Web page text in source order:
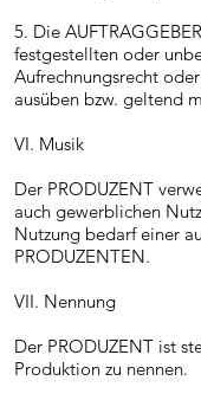
5. Die
festgestellten oder
Aufrechnungsrecht
ausüben bzw. geltend
VI. Musik
Der PRODUZENT
auch gewerblichen
Nutzung bedarf einer
PRODUZENTEN.
VII. Nennung
Der PRODUZENT ist
Produktion zu nennen.